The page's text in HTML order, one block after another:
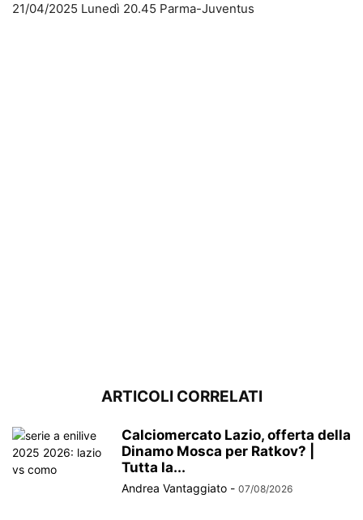
21/04/2025 Lunedì 20.45 Parma-Juventus
ARTICOLI CORRELATI
Calciomercato Lazio, offerta della
Dinamo Mosca per Ratkov? |
Tutta la...
Andrea Vantaggiato - 07/08/2026